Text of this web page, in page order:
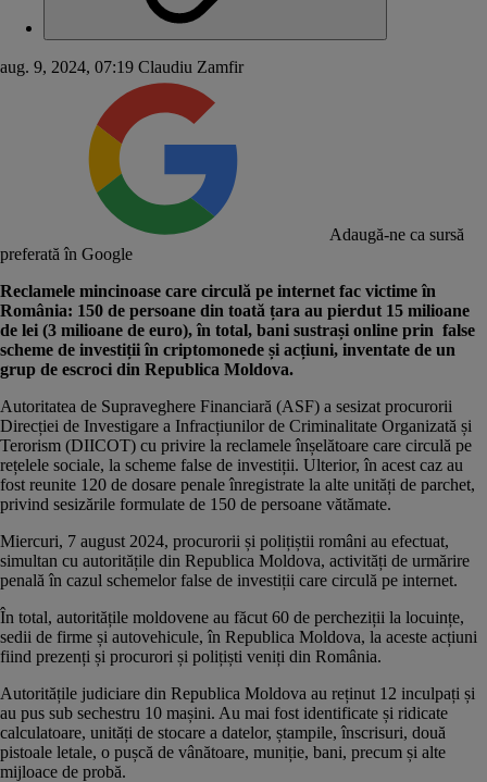
aug. 9, 2024, 07:19 Claudiu Zamfir
Adaugă-ne ca sursă
preferată în Google
Reclamele mincinoase care circulă pe internet fac victime în
România: 150 de persoane din toată țara au pierdut 15 milioane
de lei (3 milioane de euro), în total, bani sustrași online prin false
scheme de investiții în criptomonede și acțiuni, inventate de un
grup de escroci din Republica Moldova.
Autoritatea de Supraveghere Financiară (ASF) a sesizat procurorii
Direcției de Investigare a Infracțiunilor de Criminalitate Organizată și
Terorism (DIICOT) cu privire la reclamele înșelătoare care circulă pe
rețelele sociale, la scheme false de investiții. Ulterior, în acest caz au
fost reunite 120 de dosare penale înregistrate la alte unități de parchet,
privind sesizările formulate de 150 de persoane vătămate.
Miercuri, 7 august 2024, procurorii și polițiștii români au efectuat,
simultan cu autoritățile din Republica Moldova, activități de urmărire
penală în cazul schemelor false de investiții care circulă pe internet.
În total, autoritățile moldovene au făcut 60 de percheziții la locuințe,
sedii de firme și autovehicule, în Republica Moldova, la aceste acțiuni
fiind prezenți și procurori și polițiști veniți din România.
Autoritățile judiciare din Republica Moldova au reținut 12 inculpați și
au pus sub sechestru 10 mașini. Au mai fost identificate și ridicate
calculatoare, unități de stocare a datelor, ștampile, înscrisuri, două
pistoale letale, o pușcă de vânătoare, muniție, bani, precum și alte
mijloace de probă.